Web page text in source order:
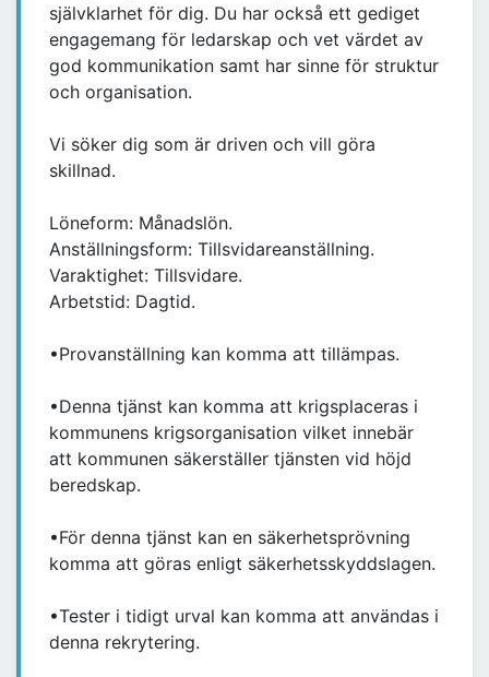
självklarhet för dig. Du har också ett gediget
engagemang för ledarskap och vet värdet av
god kommunikation samt har sinne för struktur
och organisation.
Vi söker dig som är driven och vill göra
skillnad.
Löneform: Månadslön.
Anställningsform: Tillsvidareanställning.
Varaktighet: Tillsvidare.
Arbetstid: Dagtid.
•Provanställning kan komma att tillämpas.
•Denna tjänst kan komma att krigsplaceras i
kommunens krigsorganisation vilket innebär
att kommunen säkerställer tjänsten vid höjd
beredskap.
•För denna tjänst kan en säkerhetsprövning
komma att göras enligt säkerhetsskyddslagen.
•Tester i tidigt urval kan komma att användas i
denna rekrytering.